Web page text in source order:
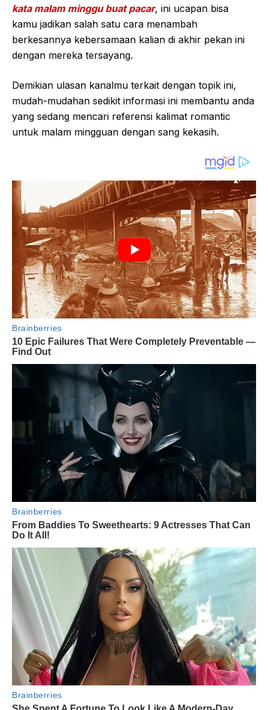
kata malam minggu buat pacar, ini ucapan bisa
kamu jadikan salah satu cara menambah
berkesannya kebersamaan kalian di akhir pekan ini
dengan mereka tersayang.
Demikian ulasan kanalmu terkait dengan topik ini,
mudah-mudahan sedikit informasi ini membantu anda
yang sedang mencari referensi kalimat romantic
untuk malam mingguan dengan sang kekasih.